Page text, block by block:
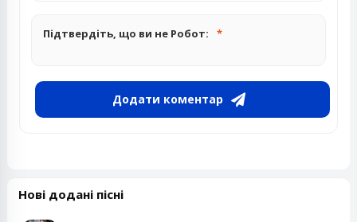
Підтвердіть, що ви не Робот:
Додати коментар
Нові додані пісні